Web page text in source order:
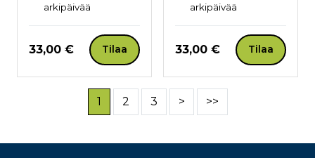
arkipäivää
Hinta nyt
33,00 € Tilaa
arkipäivää
Hinta nyt
33,00 € Tilaa
1 2 3 > >>